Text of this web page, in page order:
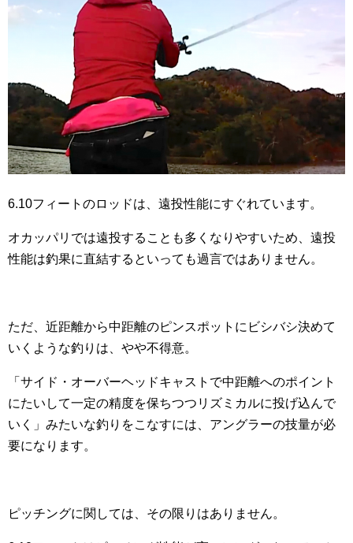
6.10フィートのロッドは、遠投性能にすぐれています。
オカッパリでは遠投することも多くなりやすいため、遠投
性能は釣果に直結するといっても過言ではありません。
ただ、近距離から中距離のピンスポットにビシバシ決めて
いくような釣りは、やや不得意。
「サイド・オーバーヘッドキャストで中距離へのポイント
にたいして一定の精度を保ちつつリズミカルに投げ込んで
いく」みたいな釣りをこなすには、アングラーの技量が必
要になります。
ピッチングに関しては、その限りはありません。